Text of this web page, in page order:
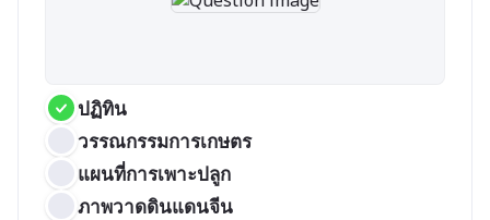
ปฏิทิน
วรรณกรรมการเกษตร
แผนที่การเพาะปลูก
ภาพวาดดินแดนจีน